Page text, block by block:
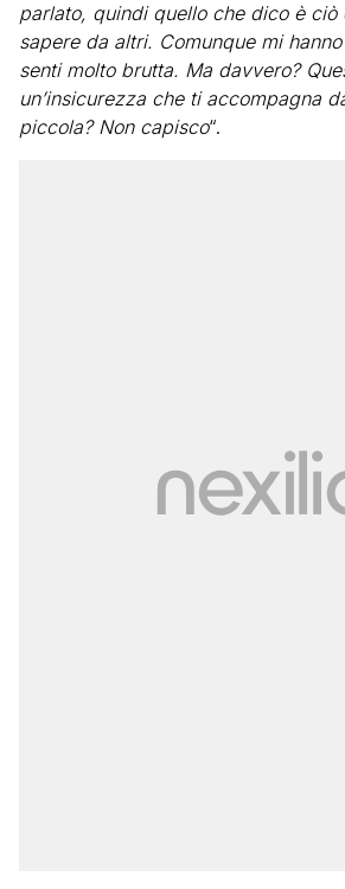
parlato, quindi quello che dico è ciò
sapere da altri. Comunque mi
senti molto brutta. Ma davvero?
un’insicurezza che ti accompagna
piccola? Non capisco“.